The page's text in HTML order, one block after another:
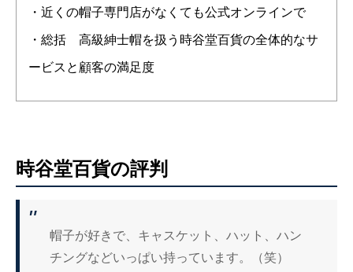
・近くの帽子専門店がなくても公式オンラインで
・総括 高級紳士帽を扱う時谷堂百貨の全体的なサ
ービスと顧客の満足度
時谷堂百貨の評判
帽子が好きで、キャスケット、ハット、ハン
チングなどいっぱい持っています。（笑）